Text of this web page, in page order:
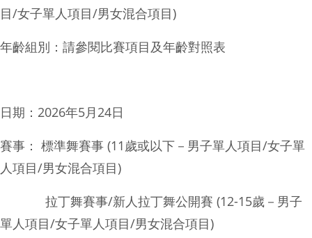
目/女子單人項目/男女混合項目)
年齡組別：請參閱比賽項目及年齡對照表
日期：2026年5月24日
賽事： 標準舞賽事 (11歲或以下－男子單人項目/女子單
人項目/男女混合項目)
拉丁舞賽事/新人拉丁舞公開賽 (12-15歲－男子
單人項目/女子單人項目/男女混合項目)